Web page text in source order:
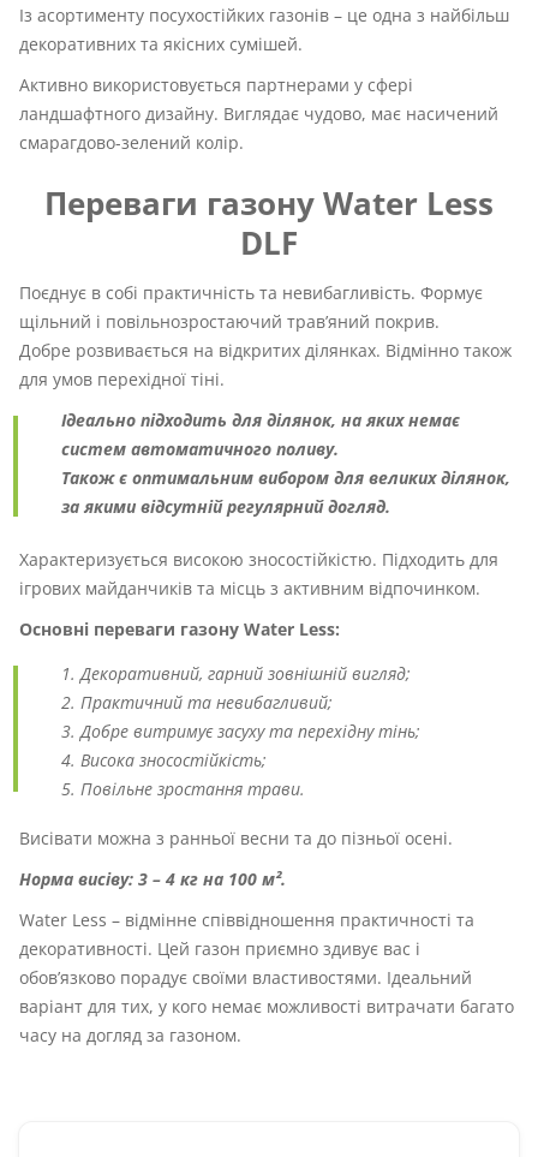
Із асортименту посухостійких газонів – це одна з найбільш
декоративних та якісних сумішей.
Активно використовується партнерами у сфері
ландшафтного дизайну. Виглядає чудово, має насичений
смарагдово-зелений колір.
Переваги газону Water Less
DLF
Поєднує в собі практичність та невибагливість. Формує
щільний і повільнозростаючий трав’яний покрив.
Добре розвивається на відкритих ділянках. Відмінно також
для умов перехідної тіні.
Ідеально підходить для ділянок, на яких немає
систем автоматичного поливу.
Також є оптимальним вибором для великих ділянок,
за якими відсутній регулярний догляд.
Характеризується високою зносостійкістю. Підходить для
ігрових майданчиків та місць з активним відпочинком.
Основні переваги газону Water Less:
Декоративний, гарний зовнішній вигляд;
Практичний та невибагливий;
Добре витримує засуху та перехідну тінь;
Висока зносостійкість;
Повільне зростання трави.
Висівати можна з ранньої весни та до пізньої осені.
Норма висіву: 3 – 4 кг на 100 м².
Water Less – відмінне співвідношення практичності та
декоративності. Цей газон приємно здивує вас і
обов’язково порадує своїми властивостями. Ідеальний
варіант для тих, у кого немає можливості витрачати багато
часу на догляд за газоном.